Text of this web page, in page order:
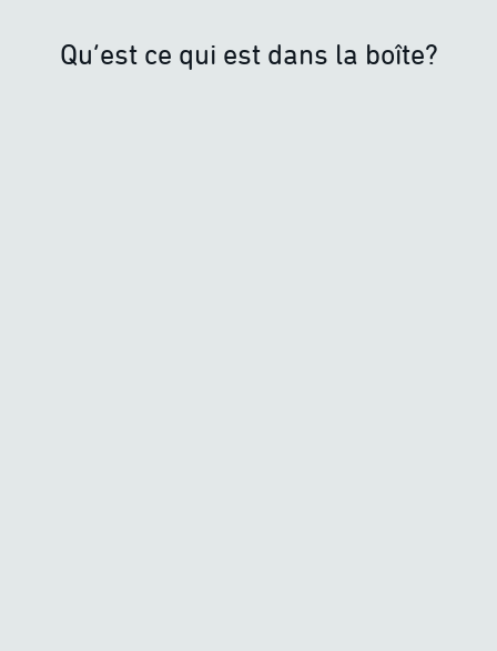
Qu’est ce qui est dans la boîte?